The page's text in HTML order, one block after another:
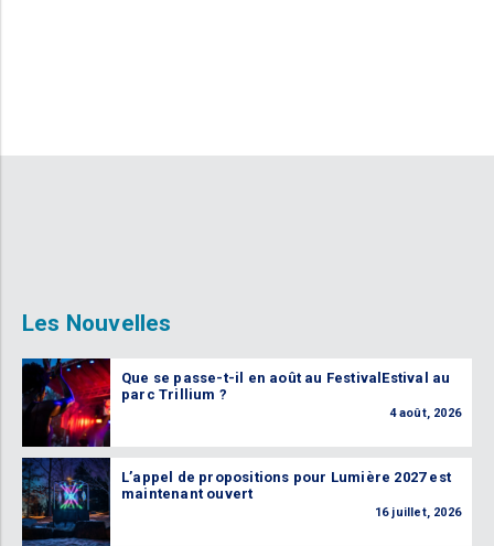
Les Nouvelles
Que se passe-t-il en août au FestivalEstival au
parc Trillium ?
4 août, 2026
L’appel de propositions pour Lumière 2027 est
maintenant ouvert
16 juillet, 2026